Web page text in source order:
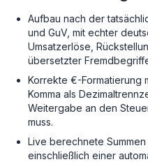
Aufbau nach der
und GuV, mit echter
Umsatzerlöse,
übersetzter
Korrekte €-Formatierung
Komma als
Weitergabe an den
muss.
Live berechnete Summen
einschließlich einer